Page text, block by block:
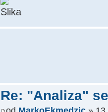
Re: "Analiza"